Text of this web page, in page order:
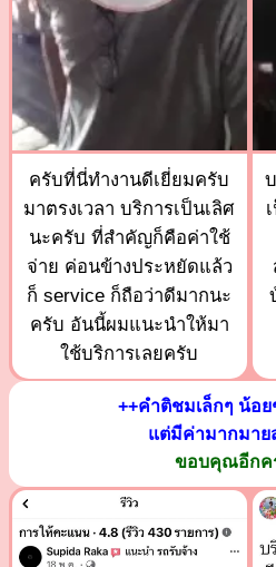
ครับที่นี่ทำงานดีเยี่ยมครับ
มาตรงเวลา บริการเป็นเลิศ
นะครับ ที่สำคัญก็คือค่าใช้
จ่าย ค่อนข้างประหยัดแล้ว
ก็ service ก็ถือว่าดีมากนะ
ครับ อันนี้ผมแนะนำให้มา
ใช้บริการเลยครับ
++คำติชมเล็กๆ น้อย
แต่มีค่ามากมาย
ขอบคุณอีกค